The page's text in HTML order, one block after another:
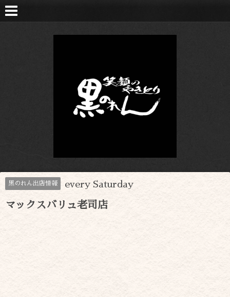
黒のれん出店情報 every Saturday
マックスバリュ老司店